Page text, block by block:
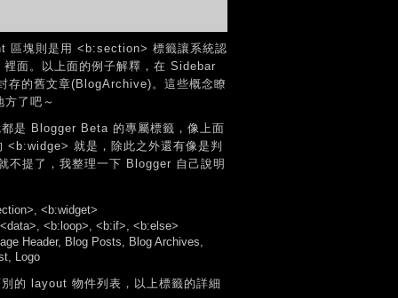
區塊則是用 <b:section> 標籤讓系統認
面。以上面的例子解釋，在 Sidebar
存的舊文章(BlogArchive)。這些概念瞭
了吧～
是 Blogger Beta 的專屬標籤，像上面
就是，除此之外還有像是判
提了，我整理一下 Blogger 自己說明
<b:widget>
<b:loop>, <b:if>, <b:else>
Header, Blog Posts, Blog Archives,
Logo
的 layout 物件列表，以上標籤的詳細